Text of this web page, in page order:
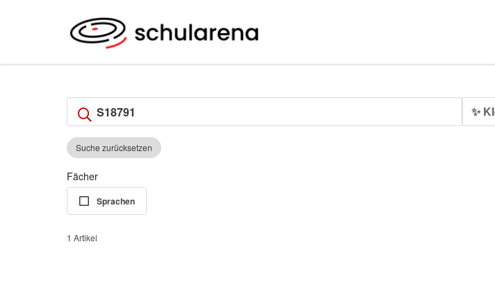
✨
Suche zurücksetzen
Fächer
Sprachen
1 Artikel